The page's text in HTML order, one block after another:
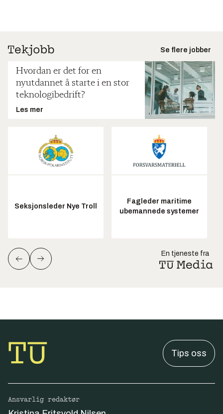
Se flere jobber
Hvordan er det for en
nyutdannet å starte i en stor
teknologibedrift?
Les mer
Seksjonsleder Nye Troll
Fagleder maritime
ubemannede systemer
En tjeneste fra
Tips oss
Ansvarlig redaktør